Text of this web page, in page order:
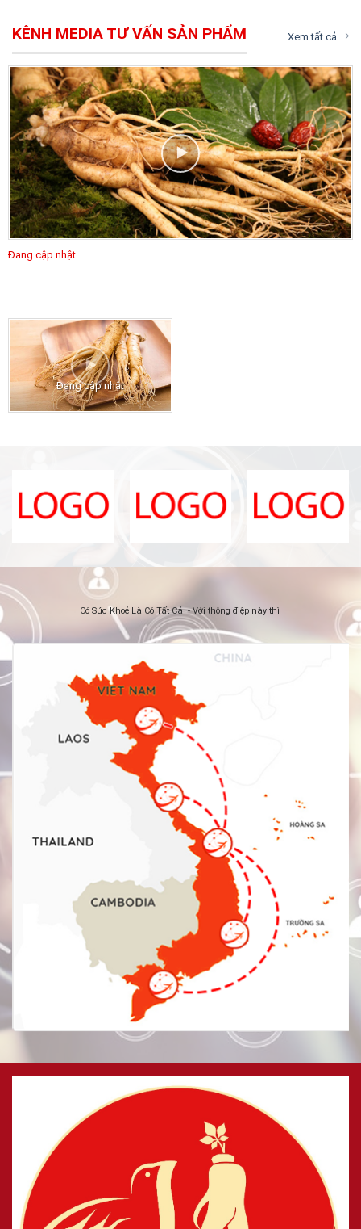
KÊNH MEDIA TƯ VẤN SẢN PHẨM Xem tất cả
Đang cập nhật
Đang cập nhật
Có Sức Khoẻ Là Có Tất Cả - Với thông điệp này thì